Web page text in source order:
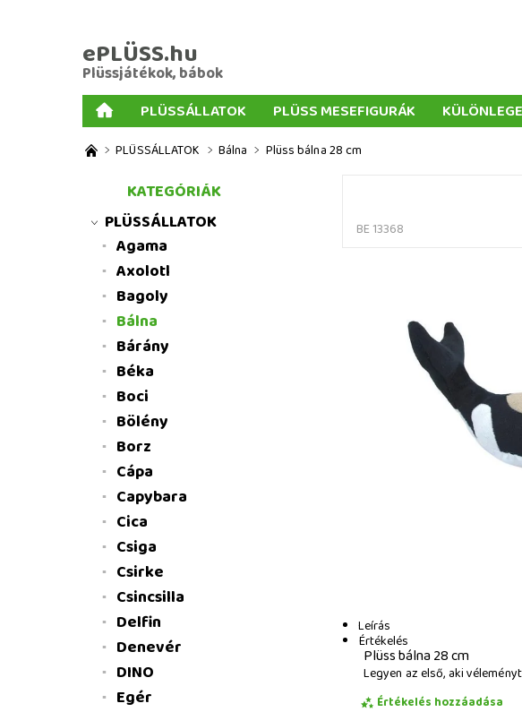
ePLÜSS.hu
Plüssjátékok, bábok
PLÜSSÁLLATOK PLÜSS MESEFIGURÁK
AJÁNDÉKOK PLÜSSÖKHÖZ
MENNYISÉGI KEDVEZMÉNYEK
PLÜSSÁLLATOK Bálna Plüss bálna 28 cm
BE 13368
Leírás
Értékelés
Plüss bálna 28 cm
Legyen az első, aki
Értékelés hozzáadása
KATEGÓRIÁK
PLÜSSÁLLATOK
Agama
Axolotl
Bagoly
Bálna
Bárány
Béka
Boci
Bölény
Borz
Cápa
Capybara
Cica
Csiga
Csirke
Csincsilla
Delfin
Denevér
DINO
Egér